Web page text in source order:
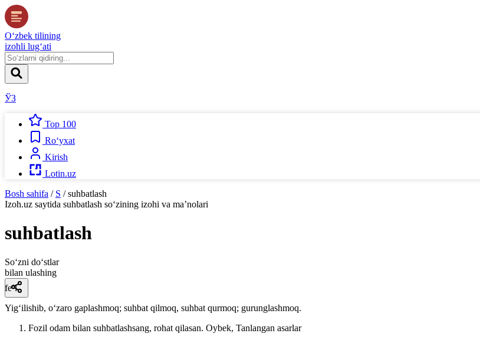
O‘zbek tilining
izohli lug‘ati
ЎЗ
Top 100
Ro‘yxat
Kirish
Lotin.uz
Bosh sahifa / S / suhbatlash
Izoh.uz saytida suhbatlash so‘zining izohi va ma’nolari
suhbatlash
So‘zni do‘stlar
bilan ulashing
fe’l
Yigʻilishib, oʻzaro gaplashmoq; suhbat qilmoq, suhbat qurmoq; gurunglashmoq.
Fozil odam bilan suhbatlashsang, rohat qilasan. Oybek, Tanlangan asarlar